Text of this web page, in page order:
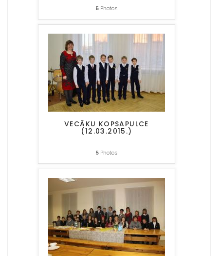
5 Photos
VECĀKU KOPSAPULCE
(12.03.2015.)
5 Photos